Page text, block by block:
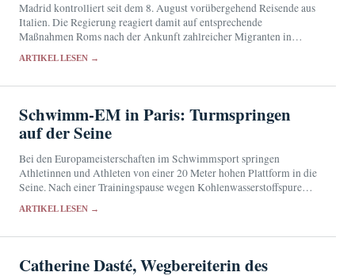
Madrid kontrolliert seit dem 8. August vorübergehend Reisende aus
Italien. Die Regierung reagiert damit auf entsprechende
Maßnahmen Roms nach der Ankunft zahlreicher Migranten in
ARTIKEL LESEN →
Schwimm-EM in Paris: Turmspringen
auf der Seine
Bei den Europameisterschaften im Schwimmsport springen
Athletinnen und Athleten von einer 20 Meter hohen Plattform in die
Seine. Nach einer Trainingspause wegen Kohlenwasserstoffspuren
ARTIKEL LESEN →
Catherine Dasté, Wegbereiterin des